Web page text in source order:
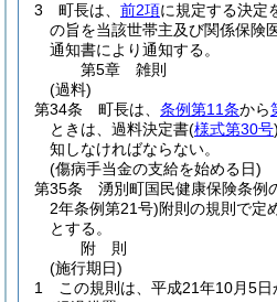
3
町長は、 前2項に規定する決定
の旨を当該世帯主及び関係保険
通知書により通知する。
第5章
雑則
(過料)
第34条
町長は、 条例第11条から
ときは、過料決定書(様式第30号)
知しなければならない。
(傷病手当金の支給を始める日)
第35条
湧別町国民健康保険条例
2年条例第21号)附則の規則で定
とする。
附 則
(施行期日)
1
この規則は、平成21年10月5日